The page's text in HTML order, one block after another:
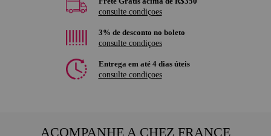
consulte condiçoes
3% de desconto no boleto
consulte condiçoes
Entrega em até 4 dias úteis
consulte condiçoes
ACOMPANHE A CHEZ FRANCE